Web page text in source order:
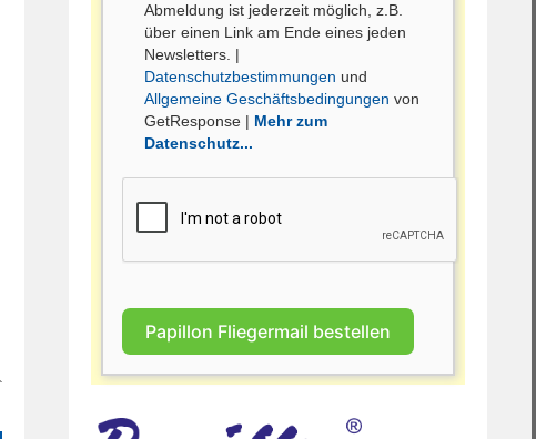
Abmeldung ist jederzeit möglich, z.B.
über einen Link am Ende eines jeden
Newsletters. |
Datenschutzbestimmungen und
Allgemeine Geschäftsbedingungen von
GetResponse |
Mehr zum
Datenschutz...
Papillon Fliegermail bestellen